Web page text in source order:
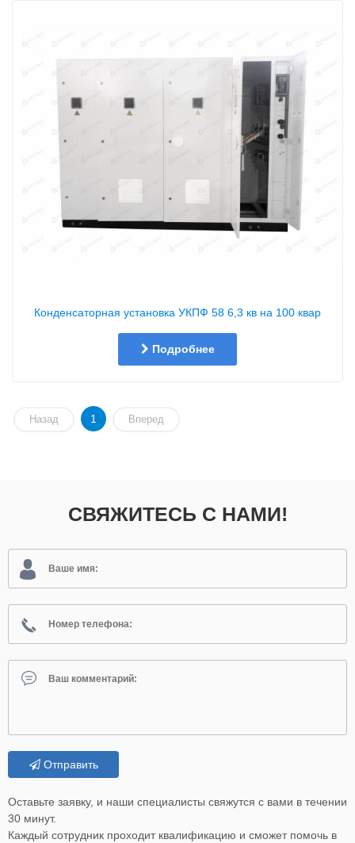
Конденсаторная установка УКПФ 58 6,3 кв на 100 квар
Подробнее
Назад 1 Вперед
СВЯЖИТЕСЬ С НАМИ!
Отправить
Оставьте заявку, и наши специалисты свяжутся с вами в течении
30 минут.
Каждый сотрудник проходит квалификацию и сможет помочь в